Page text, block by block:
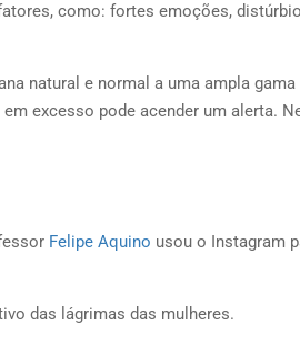
como: fortes emoções,
natural e normal a uma ampla gama
excesso pode acender um alerta.
Felipe Aquino usou o Instagram
das lágrimas das mulheres.